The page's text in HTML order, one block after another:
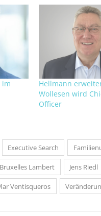
im
Hellmann
Wollesen wird
Officer
Executive Search
Lambert Jens Riedl
Ventisqueros